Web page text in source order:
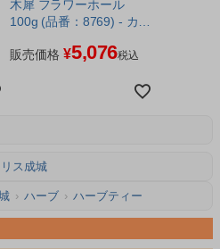
木犀 フラワーホール
100g (品番：8769) - カリ
販売価格 ¥5,076税込
リス成城
ハーブ ハーブティー